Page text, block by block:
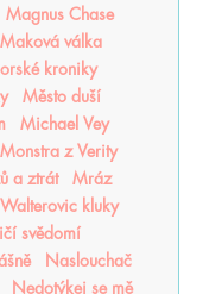
Magnus Chase
Maková válka
kroniky
Město duší
Michael Vey
Monstra z Verity
a ztrát
Mráz
kluky
svědomí
Naslouchač
Nedotýkej se mě